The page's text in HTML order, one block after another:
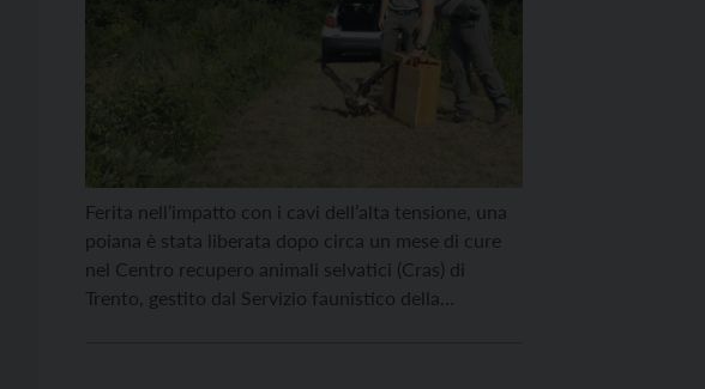
Ferita nell’impatto con i cavi dell’alta tensione, una
poiana è stata liberata dopo circa un mese di cure
nel Centro recupero animali selvatici (Cras) di
Trento, gestito dal Servizio faunistico della